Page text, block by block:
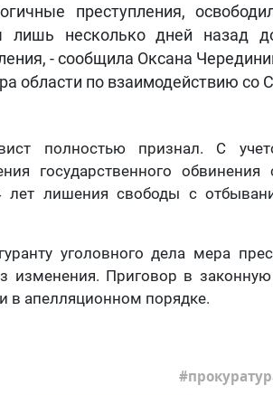
преступления,
лишь несколько дней назад
- сообщила Оксана
области по взаимодействию со
полностью признал. С
государственного
лишения свободы с
уголовного дела мера
изменения. Приговор в
в апелляционном порядке.